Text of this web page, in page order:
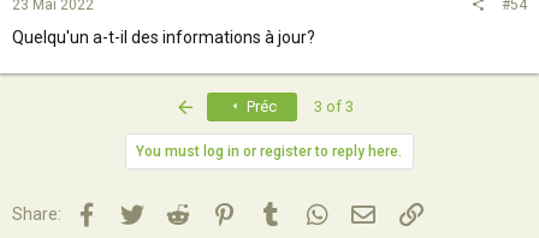
23 Mai 2022 #54
Quelqu'un a-t-il des informations à jour?
Préc 3 of 3
You must log in or register to reply here.
Share: Facebook
TwitterReddit PinterestTumblrWhatsApp
Email Lien